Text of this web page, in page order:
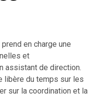
en charge une
et
assistant de direction.
libère du temps sur les
sur la coordination et la